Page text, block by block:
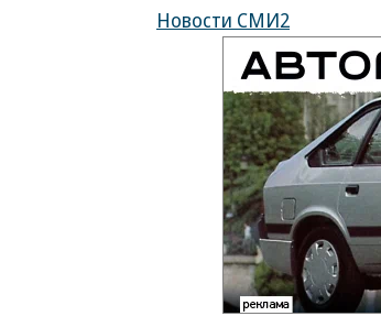
Новости СМИ2